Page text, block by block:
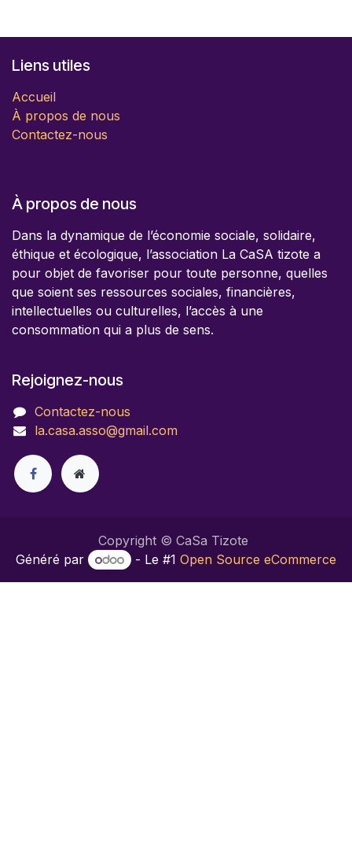
Liens utiles
Accueil
À propos de nous
Contactez-nous
À propos de nous
Dans la dynamique de l’économie sociale, solidaire,
éthique et écologique, l’association La CaSA tizote a
pour objet de favoriser pour toute personne, quelles
que soient ses ressources sociales, financières,
intellectuelles ou culturelles, l’accès à une
consommation qui a plus de sens.
Rejoignez-nous
Contactez-nous
la.casa.asso@gmail.com
Copyright © CaSa Tizote
Généré par
- Le #1 Open Source eCommerce